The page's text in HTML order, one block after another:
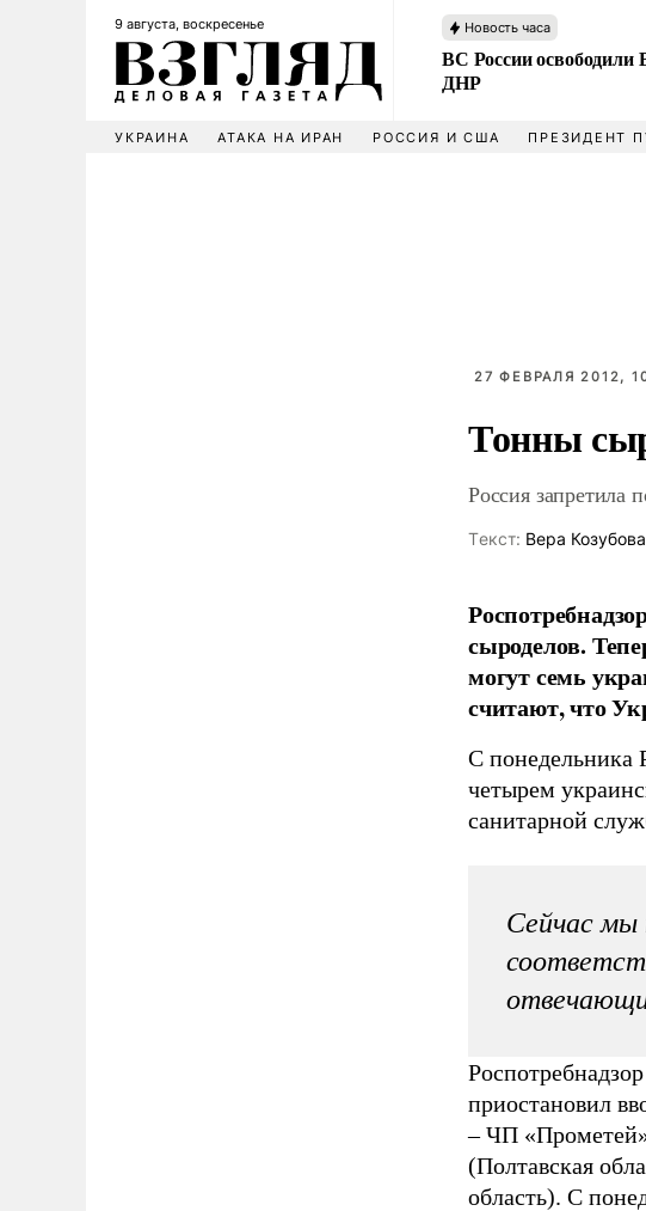
9 августа, воскресенье Новость часа
ВС России освободили
ДНР
УКРАИНА АТАКА НА ИРАН РОССИЯ И США ПРЕЗИДЕНТ
27 ФЕВРАЛЯ 2012,
Тонны
Россия запретила
Tекст: Вера Козубова
сыроделов.
могут семь
считают, что
С понедельника
четырем
санитарной
Сейчас мы
приостановил
– ЧП
(Полтавская
область). С